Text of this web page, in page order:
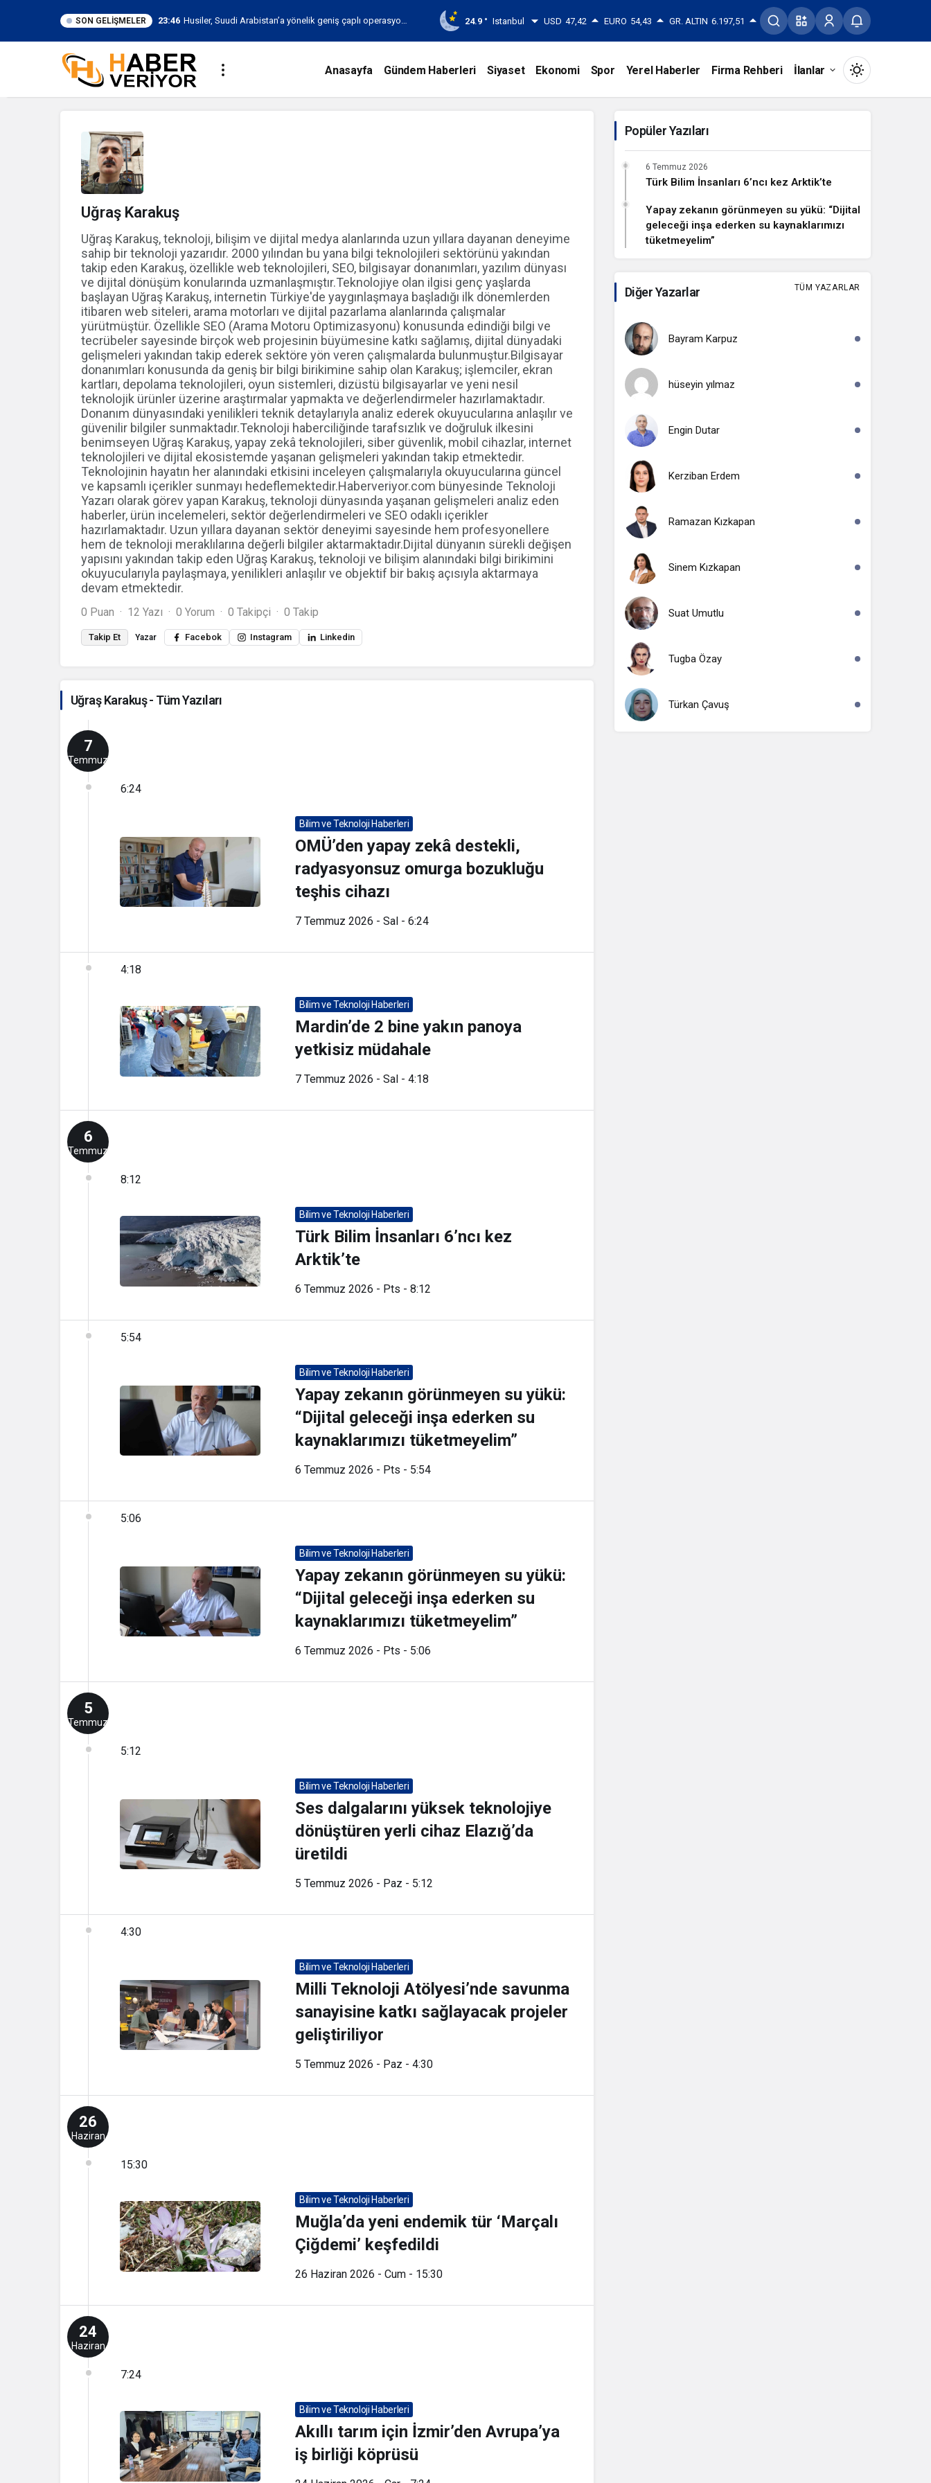
SON GELIŞMELER 23:46 Husiler, Suudi Arabistan’a yönelik geniş çaplı operasyon 24.9 ° Istanbul USD 47,42 EURO 54,43 GR. ALTIN 6.197,51
Anasayfa Gündem Haberleri Siyaset Ekonomi Spor Yerel Haberler Firma Rehberi İlanlar
Mod
Gündüz Modu
Gece Modu
Gece modunu seçin.
Uğraş Karakuş
Uğraş Karakuş, teknoloji, bilişim ve dijital medya alanlarında uzun yıllara dayanan deneyime
sahip bir teknoloji yazarıdır. 2000 yılından bu yana bilgi teknolojileri sektörünü yakından
takip eden Karakuş, özellikle web teknolojileri, SEO, bilgisayar donanımları, yazılım dünyası
ve dijital dönüşüm konularında uzmanlaşmıştır.Teknolojiye olan ilgisi genç yaşlarda
başlayan Uğraş Karakuş, internetin Türkiye'de yaygınlaşmaya başladığı ilk dönemlerden
itibaren web siteleri, arama motorları ve dijital pazarlama alanlarında çalışmalar
yürütmüştür. Özellikle SEO (Arama Motoru Optimizasyonu) konusunda edindiği bilgi ve
tecrübeler sayesinde birçok web projesinin büyümesine katkı sağlamış, dijital dünyadaki
gelişmeleri yakından takip ederek sektöre yön veren çalışmalarda bulunmuştur.Bilgisayar
donanımları konusunda da geniş bir bilgi birikimine sahip olan Karakuş; işlemciler, ekran
kartları, depolama teknolojileri, oyun sistemleri, dizüstü bilgisayarlar ve yeni nesil
teknolojik ürünler üzerine araştırmalar yapmakta ve değerlendirmeler hazırlamaktadır.
Donanım dünyasındaki yenilikleri teknik detaylarıyla analiz ederek okuyucularına anlaşılır ve
güvenilir bilgiler sunmaktadır.Teknoloji haberciliğinde tarafsızlık ve doğruluk ilkesini
benimseyen Uğraş Karakuş, yapay zekâ teknolojileri, siber güvenlik, mobil cihazlar, internet
teknolojileri ve dijital ekosistemde yaşanan gelişmeleri yakından takip etmektedir.
Teknolojinin hayatın her alanındaki etkisini inceleyen çalışmalarıyla okuyucularına güncel
ve kapsamlı içerikler sunmayı hedeflemektedir.Haberveriyor.com bünyesinde Teknoloji
Yazarı olarak görev yapan Karakuş, teknoloji dünyasında yaşanan gelişmeleri analiz eden
haberler, ürün incelemeleri, sektör değerlendirmeleri ve SEO odaklı içerikler
hazırlamaktadır. Uzun yıllara dayanan sektör deneyimi sayesinde hem profesyonellere
hem de teknoloji meraklılarına değerli bilgiler aktarmaktadır.Dijital dünyanın sürekli değişen
yapısını yakından takip eden Uğraş Karakuş, teknoloji ve bilişim alanındaki bilgi birikimini
okuyucularıyla paylaşmaya, yenilikleri anlaşılır ve objektif bir bakış açısıyla aktarmaya
devam etmektedir.
0 Puan 12 Yazı 0 Yorum 0 Takipçi 0 Takip
Takip Et Yazar Facebok Instagram Linkedin
Uğraş Karakuş - Tüm Yazıları
7
Temmuz
6:24
Bilim ve Teknoloji Haberleri
OMÜ’den yapay zekâ destekli,
radyasyonsuz omurga bozukluğu
teşhis cihazı
7 Temmuz 2026 - Sal - 6:24
4:18
Bilim ve Teknoloji Haberleri
Mardin’de 2 bine yakın panoya
yetkisiz müdahale
7 Temmuz 2026 - Sal - 4:18
6
Temmuz
8:12
Bilim ve Teknoloji Haberleri
Türk Bilim İnsanları 6’ncı kez
Arktik’te
6 Temmuz 2026 - Pts - 8:12
5:54
Bilim ve Teknoloji Haberleri
Yapay zekanın görünmeyen su yükü:
“Dijital geleceği inşa ederken su
kaynaklarımızı tüketmeyelim”
6 Temmuz 2026 - Pts - 5:54
5:06
Bilim ve Teknoloji Haberleri
Yapay zekanın görünmeyen su yükü:
“Dijital geleceği inşa ederken su
kaynaklarımızı tüketmeyelim”
6 Temmuz 2026 - Pts - 5:06
5
Temmuz
5:12
Bilim ve Teknoloji Haberleri
Ses dalgalarını yüksek teknolojiye
dönüştüren yerli cihaz Elazığ’da
üretildi
5 Temmuz 2026 - Paz - 5:12
4:30
Bilim ve Teknoloji Haberleri
Milli Teknoloji Atölyesi’nde savunma
sanayisine katkı sağlayacak projeler
geliştiriliyor
5 Temmuz 2026 - Paz - 4:30
26
Haziran
15:30
Bilim ve Teknoloji Haberleri
Muğla’da yeni endemik tür ‘Marçalı
Çiğdemi’ keşfedildi
26 Haziran 2026 - Cum - 15:30
24
Haziran
7:24
Bilim ve Teknoloji Haberleri
Akıllı tarım için İzmir’den Avrupa’ya
iş birliği köprüsü
Popüler Yazıları
Türk Bilim İnsanları 6’ncı kez Arktik’te
6 Temmuz 2026
Yapay zekanın görünmeyen su yükü: “Dijital
geleceği inşa ederken su kaynaklarımızı
tüketmeyelim”
Diğer Yazarlar TÜM YAZARLAR
Bayram Karpuz
hüseyin yılmaz
Engin Dutar
Kerziban Erdem
Ramazan Kızkapan
Sinem Kızkapan
Suat Umutlu
Tugba Özay
Türkan Çavuş